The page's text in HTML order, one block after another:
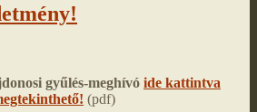
gyűlés-meghívó ide kattintva
(pdf)